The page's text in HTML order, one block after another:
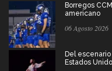
Borregos
americano
06 Agosto 2026
Del
Estados